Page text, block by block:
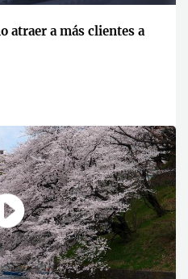
atraer a más clientes a